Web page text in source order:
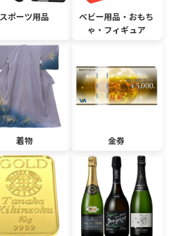
スポーツ用品
ベビー用品・おもち
ゃ・フィギュア
着物 金券